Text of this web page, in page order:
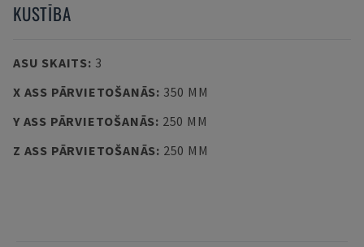
KUSTĪBA
ASU SKAITS: 3
X ASS PĀRVIETOŠANĀS: 350 MM
Y ASS PĀRVIETOŠANĀS: 250 MM
Z ASS PĀRVIETOŠANĀS: 250 MM